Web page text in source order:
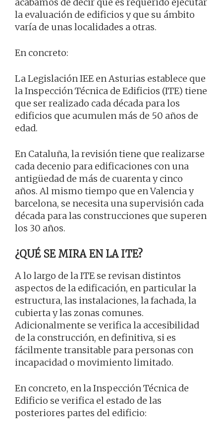
la evaluación de edificios y que su ámbito
varía de unas localidades a otras.
En concreto:
La Legislación IEE en Asturias establece que
la Inspección Técnica de Edificios (ITE) tiene
que ser realizado cada década para los
edificios que acumulen más de 50 años de
edad.
En Cataluña, la revisión tiene que realizarse
cada decenio para edificaciones con una
antigüedad de más de cuarenta y cinco
años. Al mismo tiempo que en Valencia y
barcelona, se necesita una supervisión cada
década para las construcciones que superen
los 30 años.
¿QUÉ SE MIRA EN LA ITE?
A lo largo de la ITE se revisan distintos
aspectos de la edificación, en particular la
estructura, las instalaciones, la fachada, la
cubierta y las zonas comunes.
Adicionalmente se verifica la accesibilidad
de la construcción, en definitiva, si es
fácilmente transitable para personas con
incapacidad o movimiento limitado.
En concreto, en la Inspección Técnica de
Edificio se verifica el estado de las
posteriores partes del edificio: